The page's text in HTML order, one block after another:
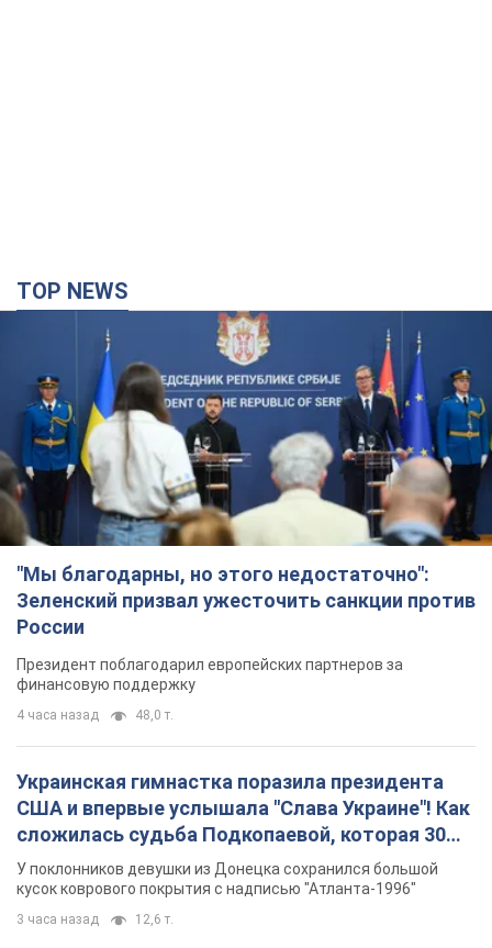
TOP NEWS
"Мы благодарны, но этого недостаточно":
Зеленский призвал ужесточить санкции против
России
Президент поблагодарил европейских партнеров за
финансовую поддержку
4 часа назад 48,0 т.
Украинская гимнастка поразила президента
США и впервые услышала "Слава Украине"! Как
сложилась судьба Подкопаевой, которая 30
лет назад завоевала "золото" Олимпиады
У поклонников девушки из Донецка сохранился большой
кусок коврового покрытия с надписью "Атланта-1996"
3 часа назад 12,6 т.